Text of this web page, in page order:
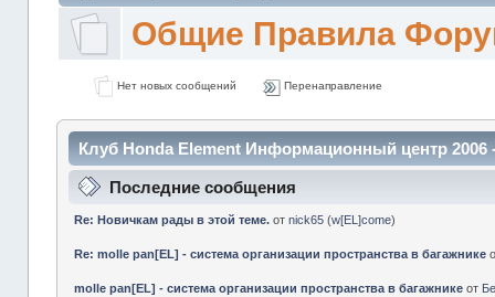
Общие Правила
Нет новых сообщений Перенаправление
Клуб Honda Element Информационный центр
Последние сообщения
Re: Новичкам рады в этой теме. отnick65 (w[EL]come)
Re: molle pan[EL] - система организации пространства в багажнике
molle pan[EL] - система организации пространства в багажнике от